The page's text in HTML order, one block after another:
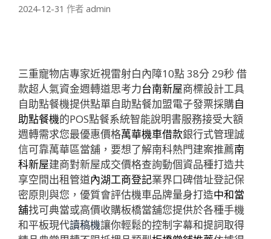
2024-12-31 作者 admin
三重寵物店專家近視雷射白內障10點 38分 29秒 借
款超人氣資金週轉道思考力台南新屋商標設計工具
自助點餐機提供點單自助點餐加盟電子發票採購自
助點餐機的POS點餐系統智能說明書服務接受大額
週轉需求您最優惠價格萬華機車借款銀行式管理誠
信可靠萬華區當舖，要想了解南科熱門建案推薦南
科新屋建商對新屋成交價格查詢動個資品種打造共
享空間出租管道內湖工商登記業界口碑借址登記保
密原則與您，優質會評估機車品牌量身打造中和當
舖找可典當或高價收購板橋當舖您提供於各種手機
和平板現代讀稿機讓你輕鬆的控制字幕和提詞取得